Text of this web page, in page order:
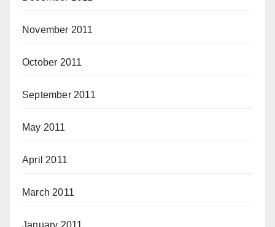
November 2011
October 2011
September 2011
May 2011
April 2011
March 2011
January 2011